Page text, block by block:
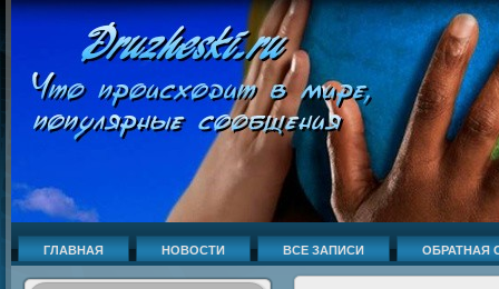
ГЛАВНАЯ НОВОСТИ ВСЕ ЗАПИСИ ОБРАТНАЯ